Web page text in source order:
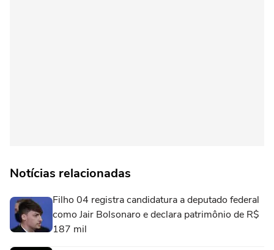
Notícias relacionadas
Filho 04 registra candidatura a deputado federal
como Jair Bolsonaro e declara patrimônio de R$
187 mil